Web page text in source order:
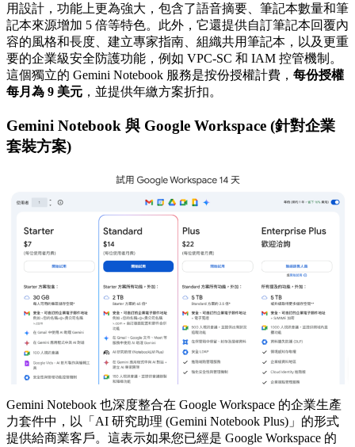
用設計，功能上更為強大，包含了語音摘要、筆記本數量和筆
記本來源增加 5 倍等特色。此外，它還提供自訂筆記本回覆內
容的風格和長度、建立專家指南、組織共用筆記本，以及更重
要的企業級安全防護功能，例如 VPC-SC 和 IAM 控管機制。
這個獨立的 Gemini Notebook 服務是按份授權計費， 每份授權
每月為 9 美元 ，並提供年繳方案折扣。
Gemini Notebook 與 Google Workspace (針對企業
套裝方案)
Gemini Notebook 也深度整合在 Google Workspace 的企業生產
力套件中，以「AI 研究助理 (Gemini Notebook Plus)」的形式
提供給商業客戶。這表示如果您已經是 Google Workspace 的